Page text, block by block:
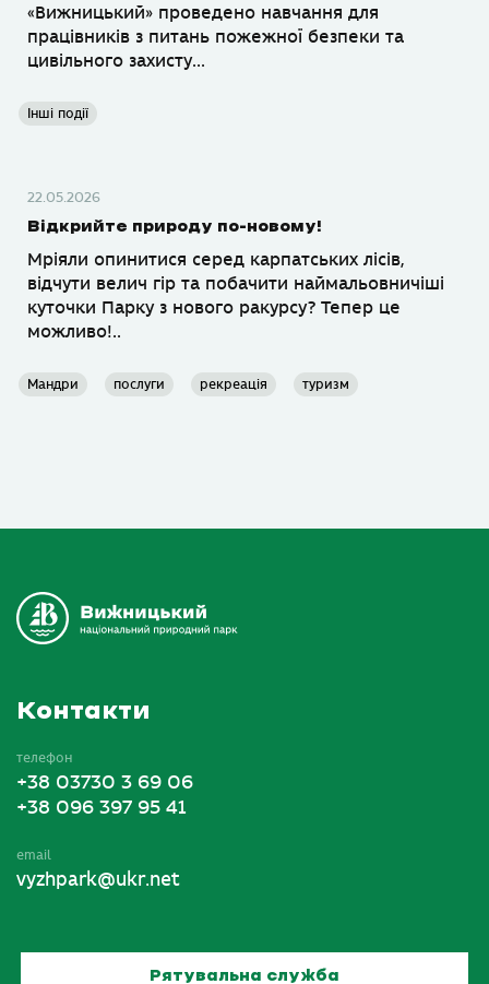
«Вижницький» проведено навчання для
працівників з питань пожежної безпеки та
цивільного захисту...
Інші події
22.05.2026
Відкрийте природу по-новому!
Мріяли опинитися серед карпатських лісів,
відчути велич гір та побачити наймальовничіші
куточки Парку з нового ракурсу? Тепер це
можливо!..
Мандри послуги рекреація туризм
Контакти
телефон
+38 03730 3 69 06
+38 096 397 95 41
email
vyzhpark@ukr.net
Рятувальна служба